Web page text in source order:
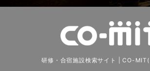
研修・合宿施設検索サイト | CO-MIT(